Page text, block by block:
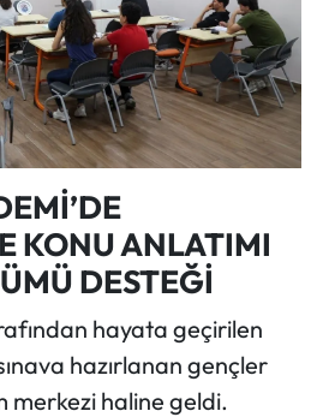
KONU ANLATIMI
DESTEĞİ
hayata geçirilen
hazırlanan gençler
merkezi haline geldi.